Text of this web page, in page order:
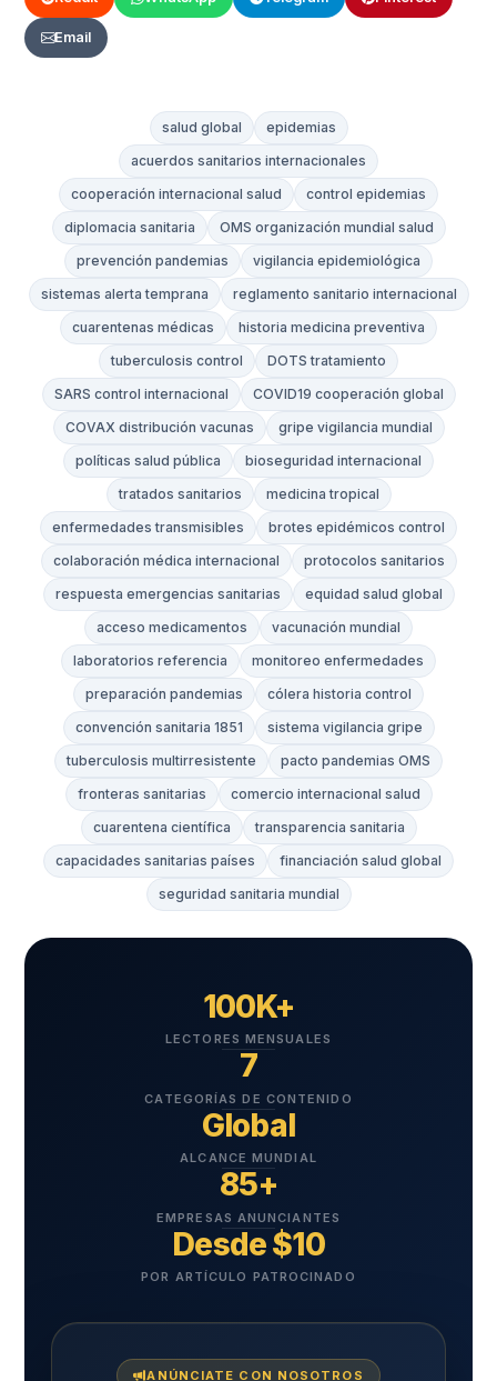
Email
salud global
epidemias
acuerdos sanitarios internacionales
cooperación internacional salud
control epidemias
diplomacia sanitaria
OMS organización mundial salud
prevención pandemias
vigilancia epidemiológica
sistemas alerta temprana
reglamento sanitario internacional
cuarentenas médicas
historia medicina preventiva
tuberculosis control
DOTS tratamiento
SARS control internacional
COVID19 cooperación global
COVAX distribución vacunas
gripe vigilancia mundial
políticas salud pública
bioseguridad internacional
tratados sanitarios
medicina tropical
enfermedades transmisibles
brotes epidémicos control
colaboración médica internacional
protocolos sanitarios
respuesta emergencias sanitarias
equidad salud global
acceso medicamentos
vacunación mundial
laboratorios referencia
monitoreo enfermedades
preparación pandemias
cólera historia control
convención sanitaria 1851
sistema vigilancia gripe
tuberculosis multirresistente
pacto pandemias OMS
fronteras sanitarias
comercio internacional salud
cuarentena científica
transparencia sanitaria
capacidades sanitarias países
financiación salud global
seguridad sanitaria mundial
100K+
LECTORES MENSUALES
7
CATEGORÍAS DE CONTENIDO
Global
ALCANCE MUNDIAL
85+
EMPRESAS ANUNCIANTES
Desde $10
POR ARTÍCULO PATROCINADO
ANÚNCIATE CON NOSOTROS